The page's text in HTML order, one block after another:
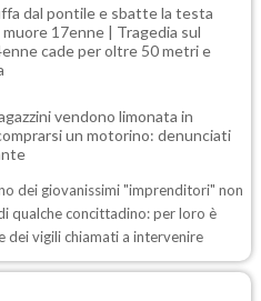
dal pontile e sbatte la testa
17enne | Tragedia sul
cade per oltre 50 metri e
vendono limonata in
un motorino: denunciati
dei giovanissimi "imprenditori" non
qualche concittadino: per loro è
dei vigili chiamati a intervenire